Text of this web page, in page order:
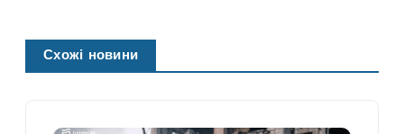
Схожі новини